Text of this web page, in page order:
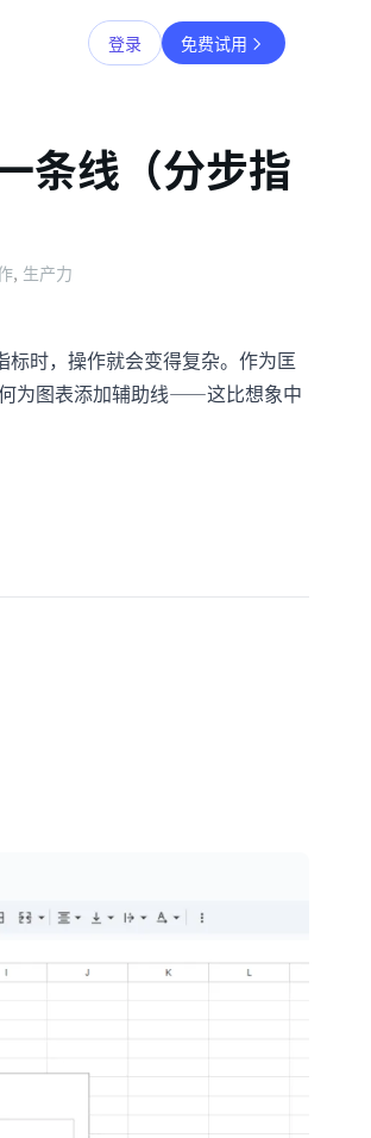
登录 免费试用
条线（分步指
, 生产力
时，操作就会变得复杂。作为匡
为图表添加辅助线——这比想象中